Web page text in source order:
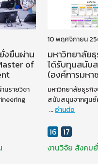
งยืนผ่าน
of
นรายวิชา
10 พฤศจิกายน
มหาวิทยาลัย
ได้รับทุนสนับ
(องค์การมหา
มหาวิทยาลัยธุรกิ
สนับสนุนจากศูน
...อ่านต่อ
16 17
งานวิจัย สังคม